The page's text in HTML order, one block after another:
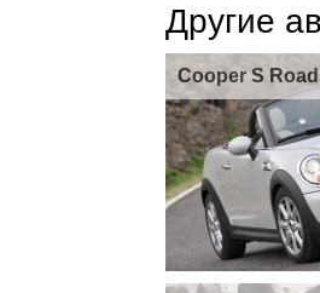
Другие
Cooper S